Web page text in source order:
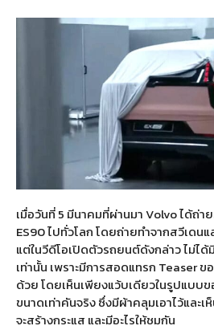
เมื่อวันที่ 5 มีนาคมที่ผ่านมา Volvo ได้ถ่
ES90 ไปทั่วโลก โดยถ่ายทำจากสวีเดน
แต่ในวีดีโอเปิดตัวรถยนต์ดังกล่าว ไม่ไ
เท่านั้น เพราะมีการสอดแทรก Teaser ข
ด้วย โดยเห็นเพียงแว้บเดียวในรูปแบบ
ขนาดเท่าคันจริง ซึ่งมีผ้าคลุมเอาไว้และ
จะสร้างกระแส และมีอะไรให้ชมกัน